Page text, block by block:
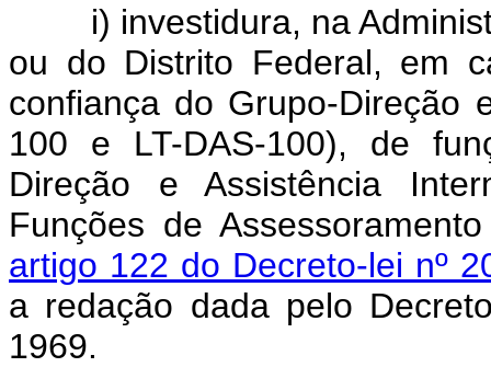
i) investidura, na
ou do Distrito Federal, em
confiança do Grupo-Direção
100 e LT-DAS-100), de
Direção e Assistência
Funções de
artigo 122 do Decreto-lei nº
a redação dada pelo
1969.